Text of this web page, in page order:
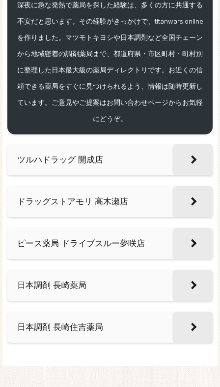
深夜に急な発熱で薬局を探した経験は、多くの方に共通する
不安だと思います。その経験がきっかけで、titanwars.online
を作りました。マツモトキヨシや日本調剤など全国チェーン
から地域密着の調剤薬局まで、都道府県・市区町村・町村別
に整理した日本最大級の薬局ディレクトリです。お近くの信
頼できる薬局をすぐに見つけられるよう、情報は随時更新し
ています。ご意見やご提案はお問い合わせページからお気軽
にどうぞ。
ツルハドラッグ 開成店
ドラッグストアモリ 高木瀬店
ピース薬局 ドライブスルー夢咲店
日本調剤 長崎薬局
日本調剤 長崎住吉薬局